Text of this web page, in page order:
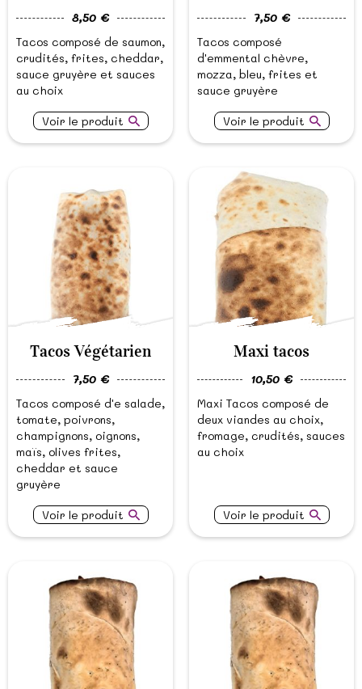
8,50 €
Tacos composé de saumon,
crudités, frites, cheddar,
sauce gruyère et sauces
au choix
Voir le produit
7,50 €
Tacos composé
d'emmental chèvre,
mozza, bleu, frites et
sauce gruyère
Voir le produit
Tacos Végétarien
7,50 €
Tacos composé d'e salade,
tomate, poivrons,
champignons, oignons,
maïs, olives frites,
cheddar et sauce
gruyère
Voir le produit
Maxi tacos
10,50 €
Maxi Tacos composé de
deux viandes au choix,
fromage, crudités, sauces
au choix
Voir le produit